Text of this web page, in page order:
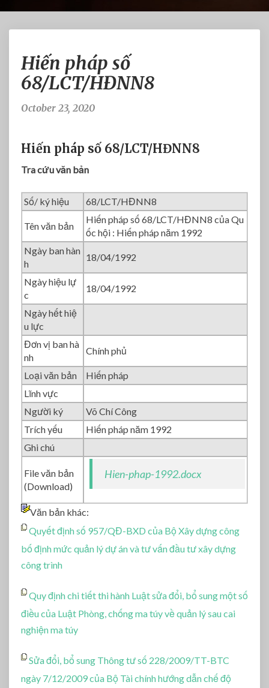
ế
n
s
8
/
L
C
T
/
H
Đ
Hiến pháp số
68/LCT/HĐNN8
October 23, 2020
Hiến pháp số 68/LCT/HĐNN8
Tra cứu văn bản
Số/ ký hiệu 68/LCT/HĐNN8
Tên văn bản
Hiến pháp số 68/LCT/HĐNN8 của Qu
ốc hội : Hiến pháp năm 1992
Ngày ban hàn
h
18/04/1992
Ngày hiệu lự
c
18/04/1992
Ngày hết hiệ
u lực
Đơn vị ban hà
nh
Chính phủ
Loại văn bản
Hiến pháp
Lĩnh vực
Người ký
Võ Chí Công
Trích yếu
Hiến pháp năm 1992
Ghi chú
File văn bản
(Download)
Hien-phap-1992.docx
Văn bản khác:
Quyết định số 957/QĐ-BXD của Bộ Xây dựng công
bố định mức quản lý dự án và tư vấn đầu tư xây dựng
công trình
Quy định chi tiết thi hành Luật sửa đổi, bổ sung một số
điều của Luật Phòng, chống ma túy về quản lý sau cai
nghiện ma túy
Sửa đổi, bổ sung Thông tư số 228/2009/TT-BTC
ngày 7/12/2009 của Bộ Tài chính hướng dẫn chế độ